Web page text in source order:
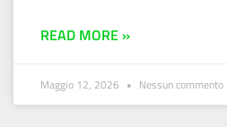
READ MORE »
Maggio 12, 2026 Nessun commento